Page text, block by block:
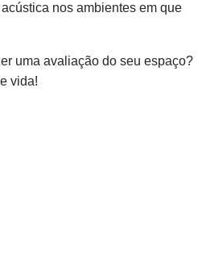
nos ambientes em que
uma avaliação do seu espaço?
vida!